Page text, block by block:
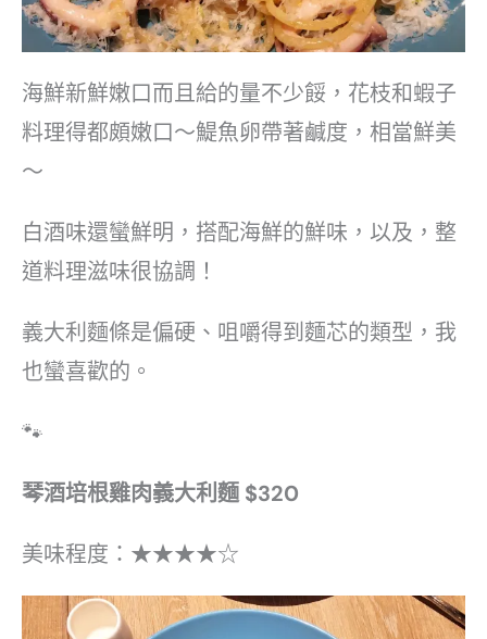
海鮮新鮮嫩口而且給的量不少餒，花枝和蝦子
料理得都頗嫩口～鯷魚卵帶著鹹度，相當鮮美
～
白酒味還蠻鮮明，搭配海鮮的鮮味，以及，整
道料理滋味很協調！
義大利麵條是偏硬、咀嚼得到麵芯的類型，我
也蠻喜歡的。
🐾
琴酒培根雞肉義大利麵 $320
美味程度：★★★★☆